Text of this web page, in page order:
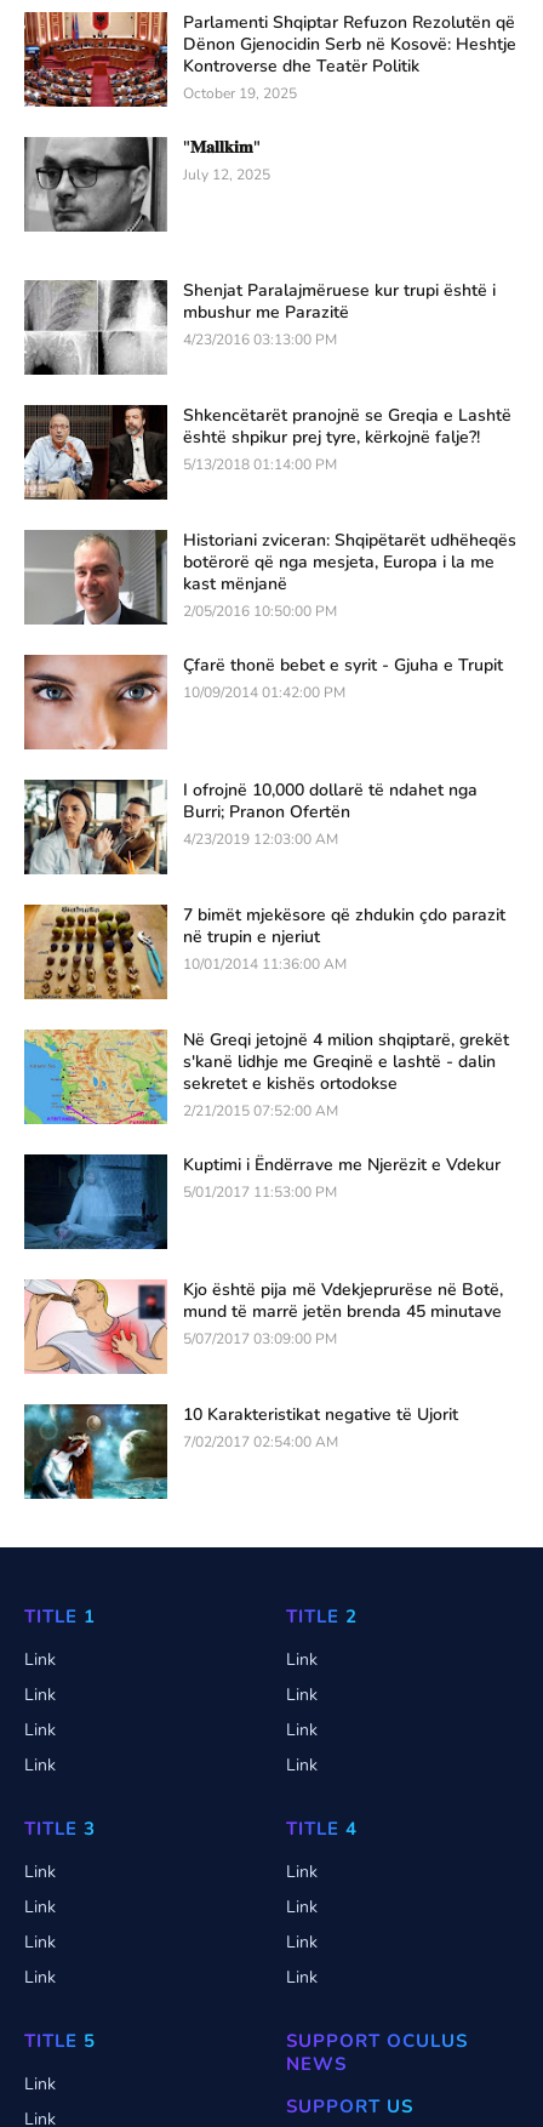
Parlamenti Shqiptar Refuzon Rezolutën që
Dënon Gjenocidin Serb në Kosovë: Heshtje
Kontroverse dhe Teatër Politik
October 19, 2025
"𝐌𝐚𝐥𝐥𝐤𝐢𝐦"
July 12, 2025
Shenjat Paralajmëruese kur trupi është i
mbushur me Parazitë
4/23/2016 03:13:00 PM
Shkencëtarët pranojnë se Greqia e Lashtë
është shpikur prej tyre, kërkojnë falje?!
5/13/2018 01:14:00 PM
Historiani zviceran: Shqipëtarët udhëheqës
botërorë që nga mesjeta, Europa i la me
kast mënjanë
2/05/2016 10:50:00 PM
Çfarë thonë bebet e syrit - Gjuha e Trupit
10/09/2014 01:42:00 PM
I ofrojnë 10,000 dollarë të ndahet nga
Burri; Pranon Ofertën
4/23/2019 12:03:00 AM
7 bimët mjekësore që zhdukin çdo parazit
në trupin e njeriut
10/01/2014 11:36:00 AM
Në Greqi jetojnë 4 milion shqiptarë, grekët
s'kanë lidhje me Greqinë e lashtë - dalin
sekretet e kishës ortodokse
2/21/2015 07:52:00 AM
Kuptimi i Ëndërrave me Njerëzit e Vdekur
5/01/2017 11:53:00 PM
Kjo është pija më Vdekjeprurëse në Botë,
mund të marrë jetën brenda 45 minutave
5/07/2017 03:09:00 PM
10 Karakteristikat negative të Ujorit
7/02/2017 02:54:00 AM
TITLE 1
Link
Link
Link
Link
TITLE 2
Link
Link
Link
Link
TITLE 3
Link
Link
Link
Link
TITLE 4
Link
Link
Link
Link
TITLE 5
Link
Link
SUPPORT OCULUS
NEWS
SUPPORT US